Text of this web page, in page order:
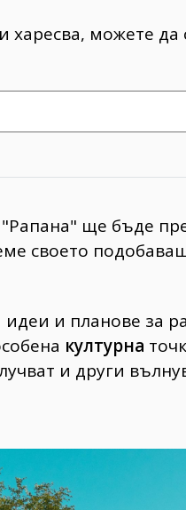
харесва, можете
ще бъде
своето
и планове за
културна
и други